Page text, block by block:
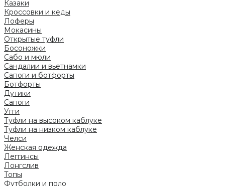
Казаки
Кроссовки и кеды
Лоферы
Мокасины
Открытые туфли
Босоножки
Сабо и мюли
Сандалии и вьетнамки
Сапоги и ботфорты
Ботфорты
Дутики
Сапоги
Угги
Туфли на высоком каблуке
Туфли на низком каблуке
Челси
Женская одежда
Леггинсы
Лонгслив
Топы
Футболки и поло